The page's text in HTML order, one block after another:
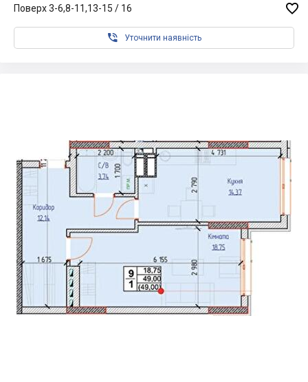
Поверх 3-6,8-11,13-15 / 16 
 Уточнити наявність